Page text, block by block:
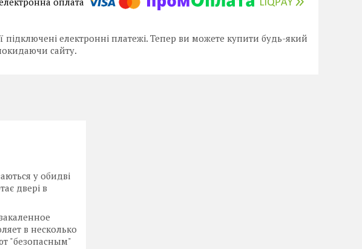
підключені електронні платежі. Тепер ви можете купити будь-який
сайту.
у обидві
двері в
в несколько
"безопасным"